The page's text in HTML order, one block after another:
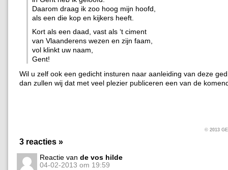
Daarom draag ik zoo hoog mijn hoofd,
als een die kop en kijkers heeft.
Kort als een daad, vast als ‘t ciment
van Vlaanderens wezen en zijn faam,
vol klinkt uw naam,
Gent!
Wil u zelf ook een gedicht insturen naar aanleiding van deze
dan zullen wij dat met veel plezier publiceren een van de
© 2013
3 reacties »
Reactie van de vos hilde
04-02-2013 om 19:59